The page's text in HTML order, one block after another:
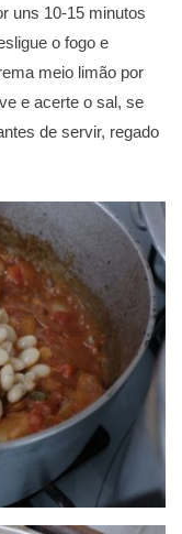
uns 10-15 minutos
o fogo e
meio limão por
e acerte o sal, se
de servir, regado